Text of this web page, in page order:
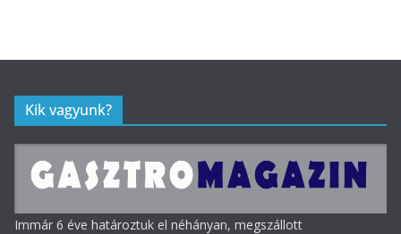
Kik vagyunk?
Immár 6 éve határoztuk el néhányan, megszállott